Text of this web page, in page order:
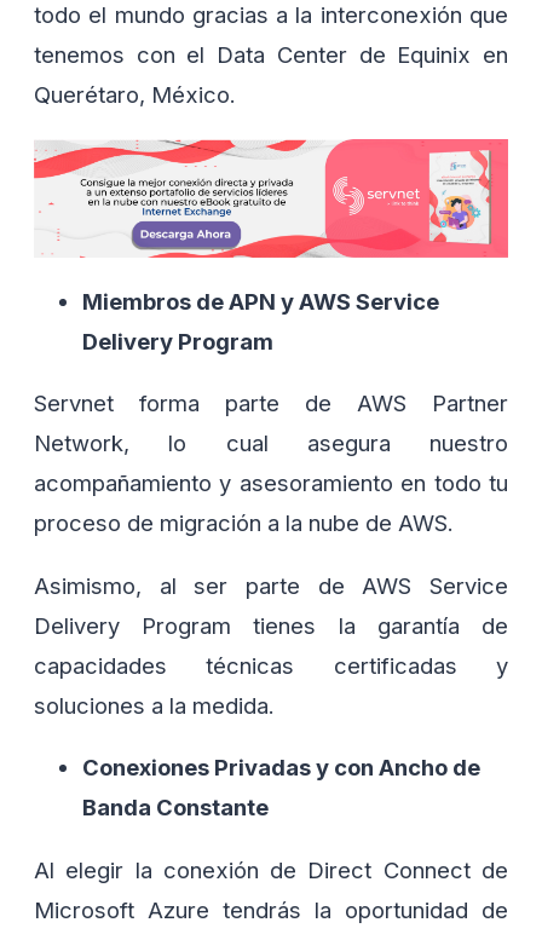
todo el mundo gracias a la interconexión que
tenemos con el Data Center de Equinix en
Querétaro, México.
Miembros de APN y AWS Service
Delivery Program
Servnet forma parte de AWS Partner
Network, lo cual asegura nuestro
acompañamiento y asesoramiento en todo tu
proceso de migración a la nube de AWS.
Asimismo, al ser parte de AWS Service
Delivery Program tienes la garantía de
capacidades técnicas certificadas y
soluciones a la medida.
Conexiones Privadas y con Ancho de
Banda Constante
Al elegir la conexión de Direct Connect de
Microsoft Azure tendrás la oportunidad de